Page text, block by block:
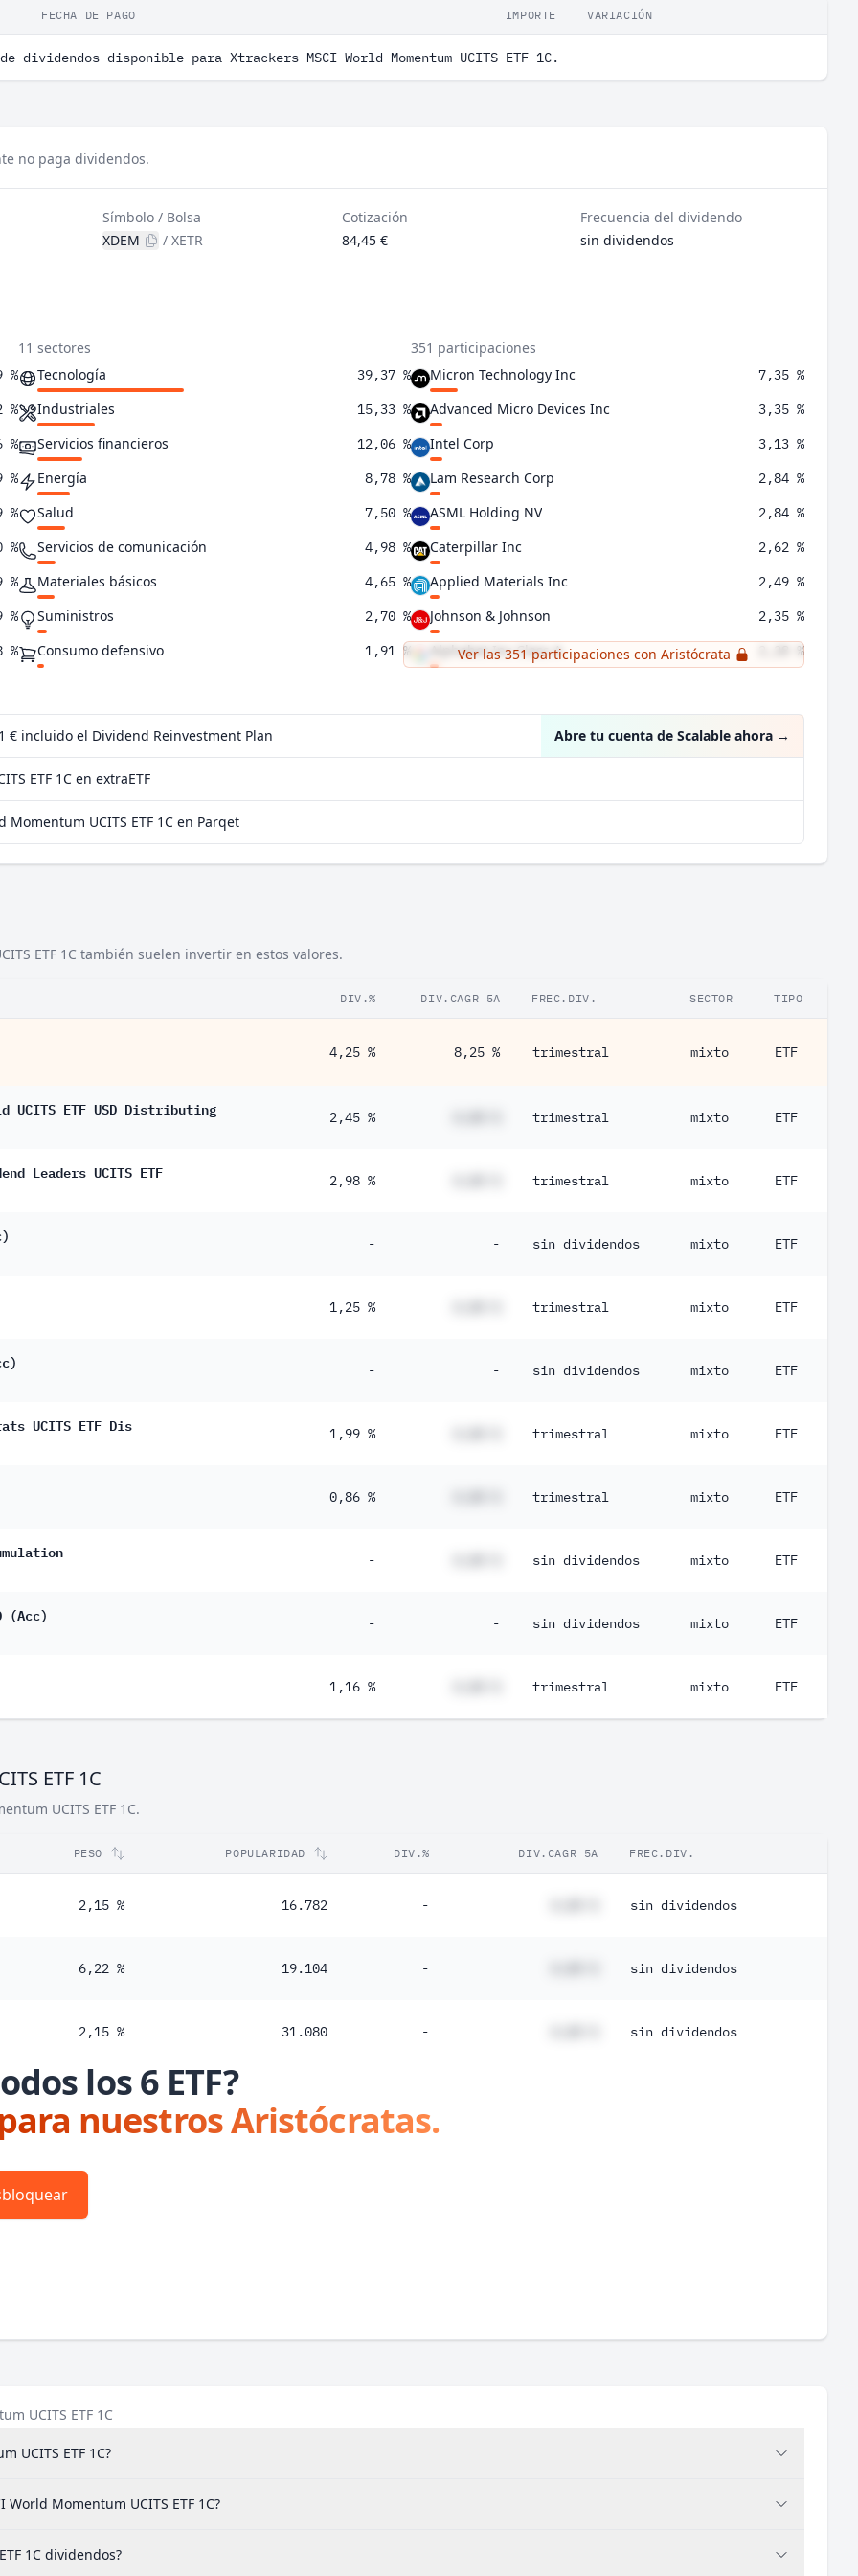
FECHA DE PAGO IMPORTE VARIACIÓN
dividendos disponible para Xtrackers MSCI World Momentum UCITS ETF 1C.
no paga dividendos.
Símbolo / Bolsa
XDEM
/XETR
Cotización
84,45 €
Frecuencia del dividendo
sin dividendos
%
%
%
%
%
%
%
%
%
%
%
%
%
%
11 sectores
Tecnología
39,37 %
Industriales 15,33 %
Servicios financieros 12,06 %
Energía 8,78 %
Salud 7,50 %
Servicios de comunicación 4,98 %
Materiales básicos 4,65 %
Suministros 2,70 %
Consumo defensivo 1,91 %
Inmobiliario 1,15 %
351 participaciones
Micron Technology Inc
7,35 %
Advanced Micro Devices Inc 3,35 %
Intel Corp 3,13 %
Lam Research Corp 2,84 %
ASML Holding NV 2,84 %
Caterpillar Inc 2,62 %
Applied Materials Inc 2,49 %
Johnson & Johnson 2,35 %
Alphabet Inc Class A 2,28 %
Ver las 351 participaciones con Aristócrata
€ incluido el Dividend Reinvestment Plan Abre tu cuenta de Scalable ahora →
ETF 1C en extraETF
UCITS ETF 1C en Parqet
ETF 1C también suelen invertir en estos valores.
DIV.% DIV.CAGR 5A FREC.DIV. SECTOR TIPO
4,25 % 8,25 % trimestral mixto ETF
UCITS ETF USD Distributing 2,45 % trimestral mixto ETF
Leaders UCITS ETF 2,98 % trimestral mixto ETF
- - sin dividendos mixto ETF
1,25 % trimestral mixto ETF
- - sin dividendos mixto ETF
UCITS ETF Dis 1,99 % trimestral mixto ETF
0,86 % trimestral mixto ETF
- sin dividendos mixto ETF
(Acc) - - sin dividendos mixto ETF
1,16 % trimestral mixto ETF
ETF 1C
UCITS ETF 1C.
PESO POPULARIDAD DIV.% DIV.CAGR 5A FREC.DIV.
2,15 % 16.782 - sin dividendos
6,22 % 19.104 - sin dividendos
2,15 % 31.080 - sin dividendos
los 6 ETF?
nuestros Aristócratas.
UCITS ETF 1C
UCITS ETF 1C?
Momentum UCITS ETF 1C?
1C dividendos?